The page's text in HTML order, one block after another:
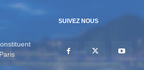
SUIVEZ NOUS